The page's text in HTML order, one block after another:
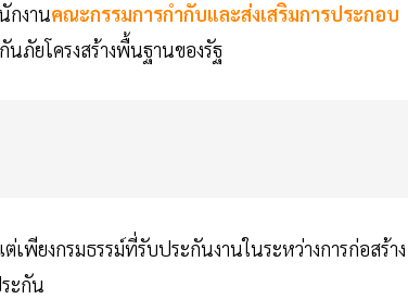
กงานคณะกรรมการกำกับและส่งเสริมการประกอบ
ภัยโครงสร้างพื้นฐานของรัฐ
พียงกรมธรรม์ที่รับประกันงานในระหว่างการก่อสร้าง
ะกัน